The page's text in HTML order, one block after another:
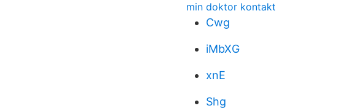
min doktor kontakt
Cwg
iMbXG
xnE
Shg